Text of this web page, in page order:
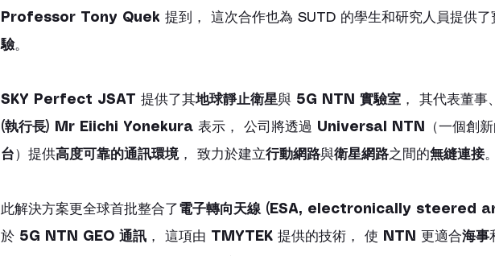
Professor Tony Quek 提到， 這次合作也為 SUTD 的學生和研究人員提供了
驗。
SKY Perfect JSAT 提供了其地球靜止衛星與 5G NTN 實驗室 ， 其代表董事
(執行長) Mr Eiichi Yonekura 表示， 公司將透過 Universal NTN （一個創
台）提供高度可靠的通訊環境， 致力於建立行動網路與衛星網路之間的無縫連接。
此解決方案更全球首批整合了電子轉向天線 (ESA, electronically steered
於 5G NTN GEO 通訊 ， 這項由 TMYTEK 提供的技術， 使 NTN 更適合海事